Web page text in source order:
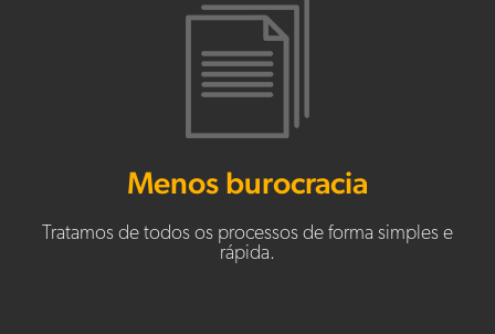
Menos burocracia
Tratamos de todos os processos de forma simples e
rápida.